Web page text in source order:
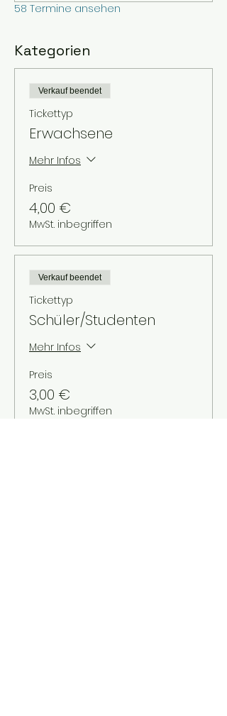
58 Termine ansehen
Kategorien
Verkauf beendet
Tickettyp
Erwachsene
Mehr Infos
Preis
4,00 €
MwSt. inbegriffen
Verkauf beendet
Tickettyp
Schüler/Studenten
Mehr Infos
Preis
3,00 €
MwSt. inbegriffen